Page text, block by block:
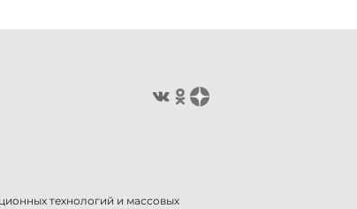
технологий и массовых